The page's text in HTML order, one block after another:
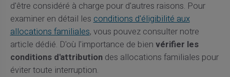
d'être considéré à charge pour d'autres raisons. Pour
examiner en détail les conditions d'éligibilité aux
allocations familiales, vous pouvez consulter notre
article dédié. D'où l'importance de bien vérifier les
conditions d'attributiondes allocations familiales pour
éviter toute interruption.